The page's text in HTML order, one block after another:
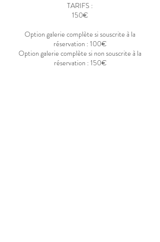
TARIFS :
150€
Option galerie complète si souscrite à la
réservation : 100€
Option galerie complète si non souscrite à la
réservation : 150€